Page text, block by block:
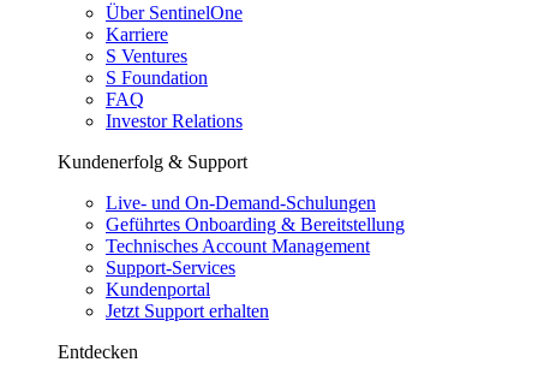
Über SentinelOne
Karriere
S Ventures
S Foundation
FAQ
Investor Relations
Kundenerfolg & Support
Live- und On-Demand-Schulungen
Geführtes Onboarding & Bereitstellung
Technisches Account Management
Support-Services
Kundenportal
Jetzt Support erhalten
Entdecken